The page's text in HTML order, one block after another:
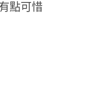
點可惜